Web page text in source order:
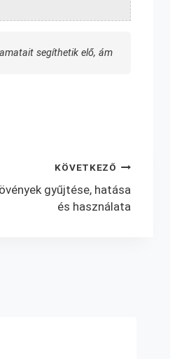
segíthetik elő, ám
KÖVETKEZŐ
gyűjtése, hatása
és használata